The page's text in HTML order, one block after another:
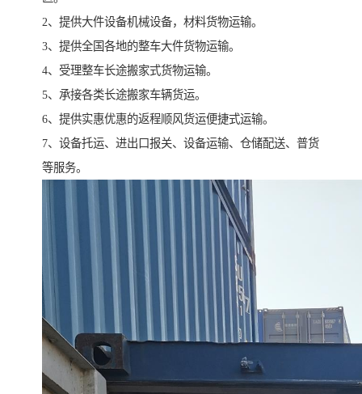
2、提供大件设备机械设备，材料货物运输。
3、提供全国各地的整车大件货物运输。
4、受理整车长途搬家式货物运输。
5、承接各类长途搬家车辆货运。
6、提供实惠优惠的返程顺风货运便捷式运输。
7、设备托运、进出口报关、设备运输、仓储配送、普货
等服务。